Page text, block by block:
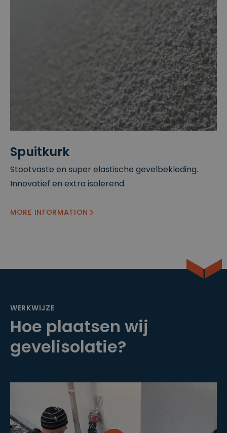
Spuitkurk
Stootvaste en super elastische gevelbekleding.
Innovatief en extra isolerend.
MORE INFORMATION
WERKWIJZE
Hoe plaatsen wij
gevelisolatie?